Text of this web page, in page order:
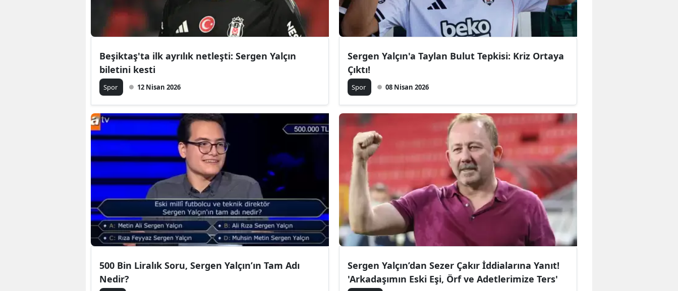
Beşiktaş'ta ilk ayrılık netleşti: Sergen Yalçın
biletini kesti
Spor 12 Nisan 2026
Sergen Yalçın'a Taylan Bulut Tepkisi: Kriz Ortaya
Çıktı!
Spor 08 Nisan 2026
500 Bin Liralık Soru, Sergen Yalçın’ın Tam Adı
Nedir?
Sergen Yalçın’dan Sezer Çakır İddialarına Yanıt!
'Arkadaşımın Eski Eşi, Örf ve Adetlerimize Ters'